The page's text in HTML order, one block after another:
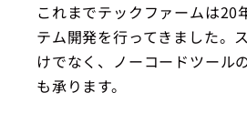
これまでテックファームは20
テム開発を行ってきました。
けでなく、ノーコードツール
も承ります。